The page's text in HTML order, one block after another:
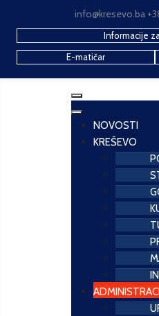
info@kresevo.ba
Informacije
E-matičar
NOVOSTI
KREŠEVO